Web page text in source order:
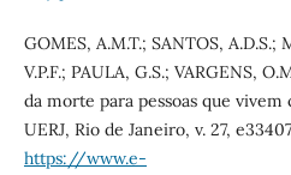
GOMES, A.M.T.; SANTOS, A.D.S.;
V.P.F.; PAULA, G.S.; VARGENS,
da morte para pessoas que
UERJ, Rio de Janeiro, v. 27,
https://www.e-